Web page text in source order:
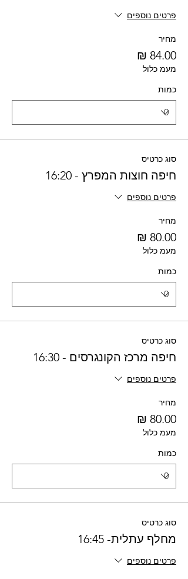
פרטים נוספים
מחיר
מעמ כלול
כמות
סוג כרטיס
חיפה חוצות המפרץ - 16:20
פרטים נוספים
מחיר
מעמ כלול
כמות
סוג כרטיס
חיפה מרכז הקונגרסים - 16:30
פרטים נוספים
מחיר
מעמ כלול
כמות
סוג כרטיס
מחלף עתלית- 16:45
פרטים נוספים